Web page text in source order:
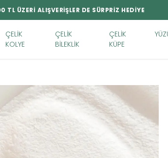
TL ÜZERİ ALIŞVERİŞLER DE SÜRPRİZ HEDİYE
ÇELİK
KOLYE
ÇELİK
BİLEKLİK
ÇELİK
KÜPE